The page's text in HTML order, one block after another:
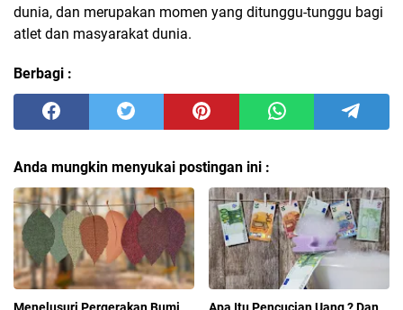
dunia, dan merupakan momen yang ditunggu-tunggu bagi
atlet dan masyarakat dunia.
Berbagi :
Anda mungkin menyukai postingan ini :
Menelusuri Pergerakan Bumi Apa Itu Pencucian Uang ? Dan